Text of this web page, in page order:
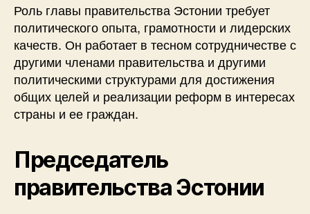
Роль главы правительства Эстонии требует
политического опыта, грамотности и лидерских
качеств. Он работает в тесном сотрудничестве с
другими членами правительства и другими
политическими структурами для достижения
общих целей и реализации реформ в интересах
страны и ее граждан.
Председатель
правительства Эстонии